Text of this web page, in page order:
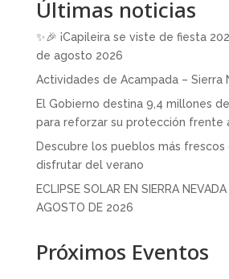
Últimas noticias
✨🎉 ¡Capileira se viste de fiesta
de agosto 2026
Actividades de Acampada – Sierra
El Gobierno destina 9,4 millones
para reforzar su protección frente
Descubre los pueblos más frescos
disfrutar del verano
ECLIPSE SOLAR EN SIERRA
AGOSTO DE 2026
Próximos Eventos